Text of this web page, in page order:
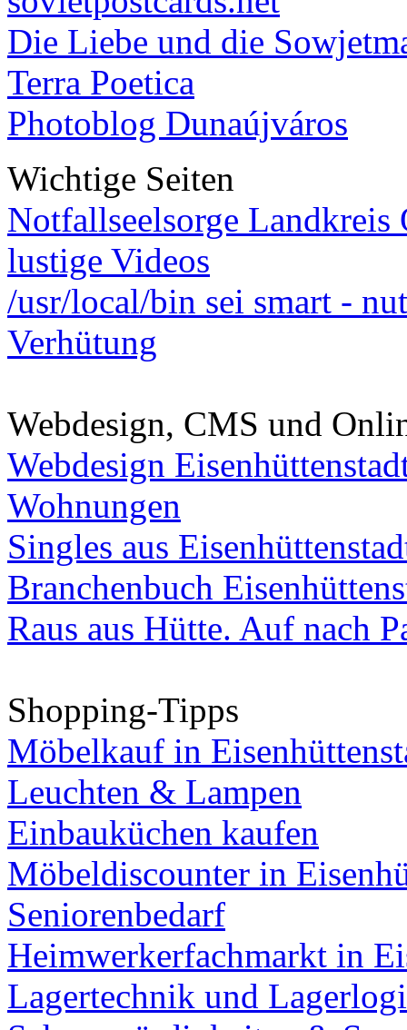
Die Liebe und die
Terra Poetica
Photoblog Dunaújváros
Wichtige Seiten
Notfallseelsorge Landkreis
lustige Videos
/usr/local/bin sei smart -
Verhütung
Webdesign, CMS und
Webdesign
Wohnungen
Singles aus
Branchenbuch
Raus aus Hütte. Auf nach
Shopping-Tipps
Möbelkauf in
Leuchten & Lampen
Einbauküchen kaufen
Möbeldiscounter in
Seniorenbedarf
Heimwerkerfachmarkt in
Lagertechnik und